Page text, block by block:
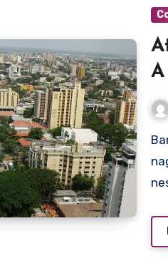
Barranquilla: The Joyful Pearl of the Caribbean